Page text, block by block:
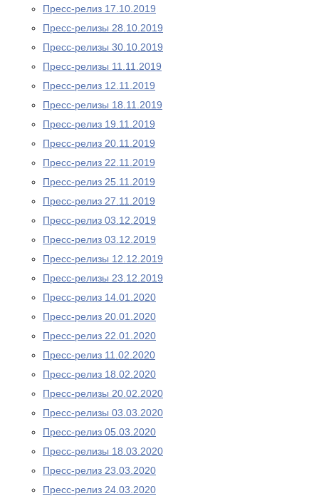
Пресс-релиз 17.10.2019
Пресс-релизы 28.10.2019
Пресс-релизы 30.10.2019
Пресс-релизы 11.11.2019
Пресс-релиз 12.11.2019
Пресс-релизы 18.11.2019
Пресс-релиз 19.11.2019
Пресс-релиз 20.11.2019
Пресс-релиз 22.11.2019
Пресс-релиз 25.11.2019
Пресс-релиз 27.11.2019
Пресс-релиз 03.12.2019
Пресс-релиз 03.12.2019
Пресс-релизы 12.12.2019
Пресс-релизы 23.12.2019
Пресс-релиз 14.01.2020
Пресс-релиз 20.01.2020
Пресс-релиз 22.01.2020
Пресс-релиз 11.02.2020
Пресс-релиз 18.02.2020
Пресс-релизы 20.02.2020
Пресс-релизы 03.03.2020
Пресс-релиз 05.03.2020
Пресс-релизы 18.03.2020
Пресс-релиз 23.03.2020
Пресс-релиз 24.03.2020